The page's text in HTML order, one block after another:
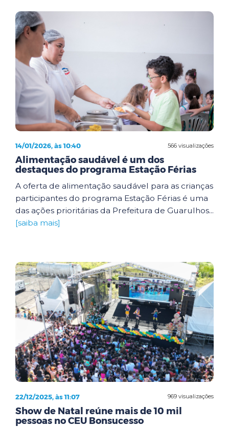
566 visualizações
14/01/2026, às 10:40
Alimentação saudável é um dos
destaques do programa Estação Férias
A oferta de alimentação saudável para as crianças
participantes do programa Estação Férias é uma
das ações prioritárias da Prefeitura de Guarulhos...
[saiba mais]
969 visualizações
22/12/2025, às 11:07
Show de Natal reúne mais de 10 mil
pessoas no CEU Bonsucesso